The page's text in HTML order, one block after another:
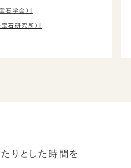
石学会）」
石研究所）」
りとした時間を